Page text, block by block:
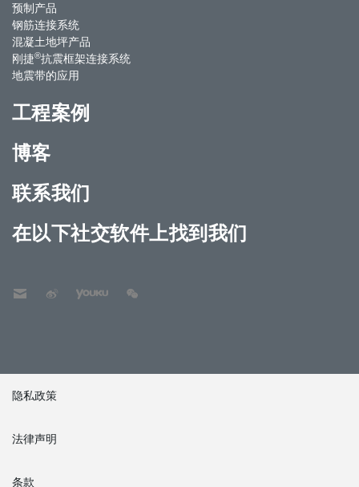
预制产品
钢筋连接系统
混凝土地坪产品
刚捷®抗震框架连接系统
地震带的应用
工程案例
博客
联系我们
在以下社交软件上找到我们
隐私政策
法律声明
条款